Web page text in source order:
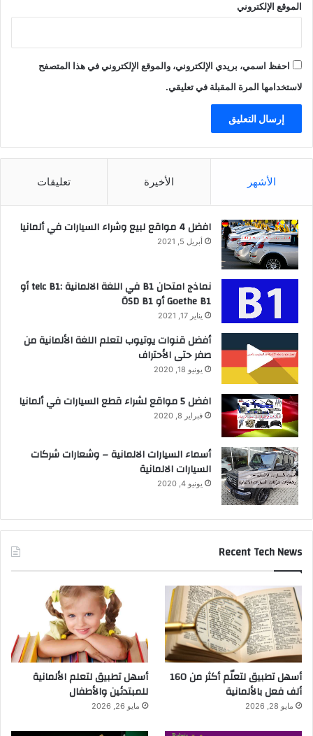
الموقع الإلكتروني
احفظ اسمي، بريدي الإلكتروني، والموقع الإلكتروني في هذا المتصفح
لاستخدامها المرة المقبلة في تعليقي.
الأشهر الأخيرة تعليقات
افضل 4 مواقع لبيع وشراء السيارات في ألمانيا
أبريل 5, 2021
نماذج امتحان B1 في اللغة الالمانية :telc B1 أو
Goethe B1 أو ÖSD B1
يناير 17, 2021
أفضل قنوات يوتيوب لتعلم اللغة الألمانية من
صفر حتى الأحتراف
يونيو 18, 2020
افضل 5 مواقع لشراء قطع السيارات في ألمانيا
فبراير 8, 2020
أسماء السيارات الالمانية – وشعارات شركات
السيارات الالمانية
يونيو 4, 2020
Recent Tech News
أسهل تطبيق لتعلّم أكثر من 160
ألف فعل بالألمانية
مايو 28, 2026
أسهل تطبيق لتعلم الألمانية
للمبتدئين والأطفال
مايو 26, 2026